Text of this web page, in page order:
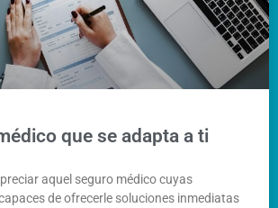
que se adapta a ti
aquel seguro médico cuyas
de ofrecerle soluciones inmediatas